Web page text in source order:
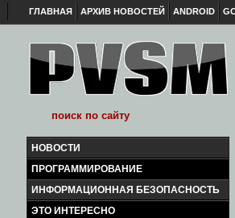
ГЛАВНАЯ АРХИВ НОВОСТЕЙ ANDROID
НОВОСТИ
ПРОГРАММИРОВАНИЕ
ИНФОРМАЦИОННАЯ БЕЗОПАСНОСТЬ
ЭТО ИНТЕРЕСНО